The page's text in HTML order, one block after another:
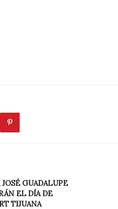
GUADALUPE
EL DÍA DE
TIJUANA